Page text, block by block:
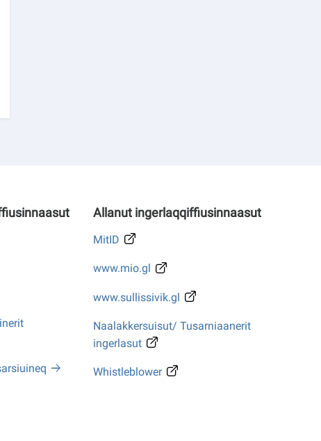
Allanut ingerlaqqiffiusinnaasut
MitID
www.mio.gl
www.sullissivik.gl
Naalakkersuisut/ Tusarniaanerit
ingerlasut
Whistleblower